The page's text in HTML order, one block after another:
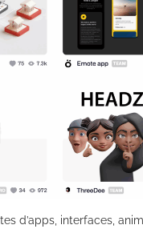
d’apps, interfaces,